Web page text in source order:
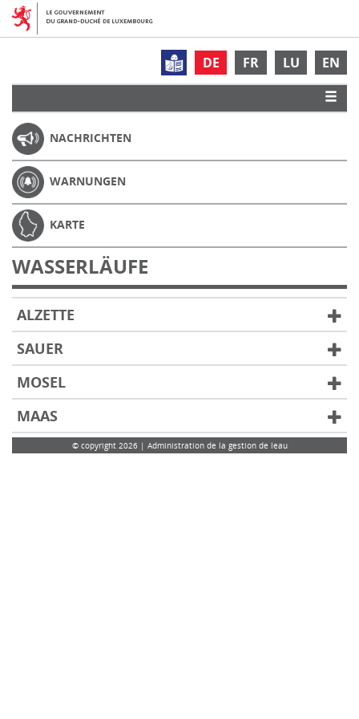
DE FR LU EN
NACHRICHTEN
WARNUNGEN
KARTE
WASSERLÄUFE
ALZETTE
SAUER
MOSEL
MAAS
© copyright 2026 | Administration de la gestion de leau